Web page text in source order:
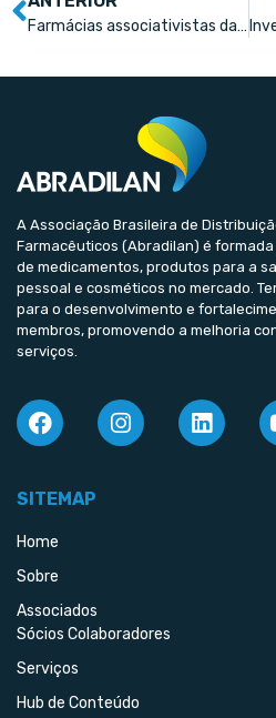
Farmácias associativistas da Abrafad já faturam R$ 5,4 bi
A Associação Brasileira de
Farmacêuticos (Abradilan) é
de medicamentos, produtos para a
pessoal e cosméticos no mercado.
para o desenvolvimento e
membros, promovendo a melhoria
serviços.
SITEMAP
Home
Sobre
Associados
Sócios Colaboradores
Serviços
Hub de Conteúdo